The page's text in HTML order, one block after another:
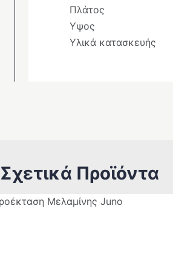
Πλάτος
Υψος
Υλικά κατασκευής
Σχετικά Προϊόντα